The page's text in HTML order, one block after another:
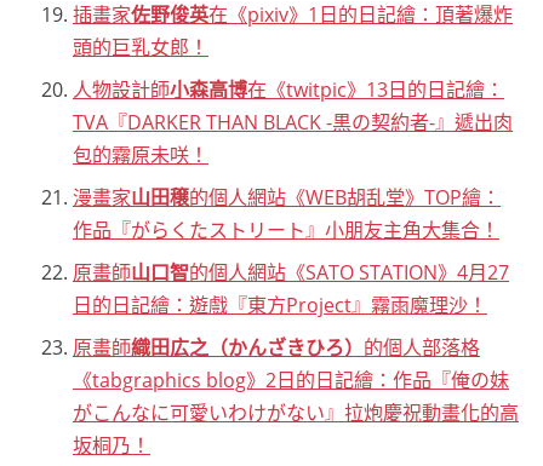
插畫家佐野俊英在《pixiv》1日的日記繪：頂著爆炸
頭的巨乳女郎！
人物設計師小森高博在《twitpic》13日的日記繪：
TVA『DARKER THAN BLACK -黒の契約者-』遞出肉
包的霧原未咲！
漫畫家山田穣的個人網站《WEB胡乱堂》TOP繪：
作品『がらくたストリート』小朋友主角大集合！
原畫師山口智的個人網站《SATO STATION》4月27
日的日記繪：遊戲『東方Project』霧雨魔理沙！
原畫師織田広之（かんざきひろ） 的個人部落格
《tabgraphics blog》2日的日記繪：作品『俺の妹
がこんなに可愛いわけがない』拉炮慶祝動畫化的高
坂桐乃！